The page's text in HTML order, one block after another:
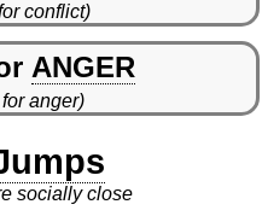
conflict)
ANGER
anger)
socially close